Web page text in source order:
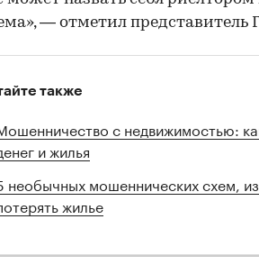
— отметил
также
с недвижимостью:
и жилья
необычных мошеннических схем,
жилье